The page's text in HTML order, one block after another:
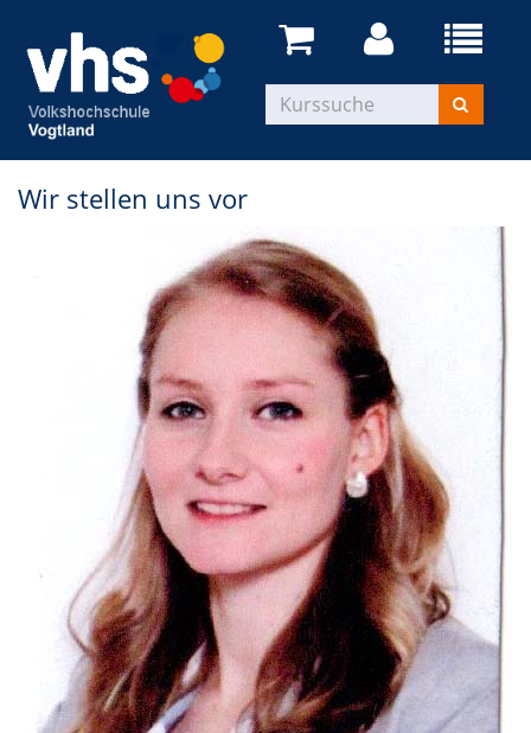
Wir stellen uns vor